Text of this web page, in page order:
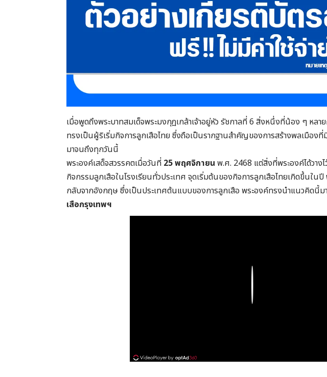
เมื่อพูดถึงพระบาทสมเด็จพระมงกุฎเกล้าเจ้าอยู่หัว รัชกาลที่ 6 สิ่งหนึ่งที่น้อง ๆ หล
ทรงเป็นผู้ริเริ่มกิจการลูกเสือไทย ซึ่งถือเป็นรากฐานสำคัญของการสร้างพลเมือง
มาจนถึงทุกวันนี้
พระองค์เสด็จสวรรคตเมื่อวันที่ 25 พฤศจิกายน พ.ศ. 2468 แต่สิ่งที่พระองค์ได้วา
กิจกรรมลูกเสือในโรงเรียนทั่วประเทศ จุดเริ่มต้นของกิจการลูกเสือไทยเกิดขึ้นในปี
กลับจากอังกฤษ ซึ่งเป็นประเทศต้นแบบของการลูกเสือ พระองค์ทรงนำแนวคิดนี้ม
เสือกรุงเทพฯ